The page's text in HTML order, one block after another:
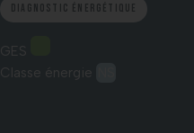
Diagnostic énergétique
GES
Classe énergie